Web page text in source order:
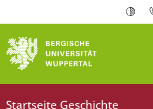
Startseite Geschichte